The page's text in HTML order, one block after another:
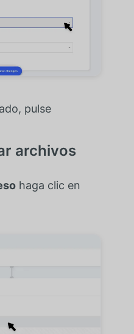
pulse
archivos
haga clic en